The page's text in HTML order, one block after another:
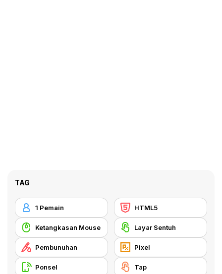
TAG
1 Pemain HTML5
Ketangkasan Mouse Layar Sentuh
Pembunuhan Pixel
Ponsel Tap